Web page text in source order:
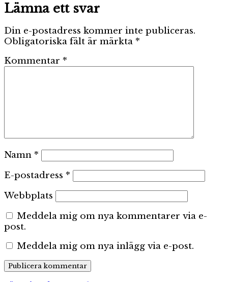
Lämna ett svar
Din e-postadress kommer inte publiceras.
Obligatoriska fält är märkta *
Kommentar *
Namn *
E-postadress *
Webbplats
Meddela mig om nya kommentarer via e-
post.
Meddela mig om nya inlägg via e-post.